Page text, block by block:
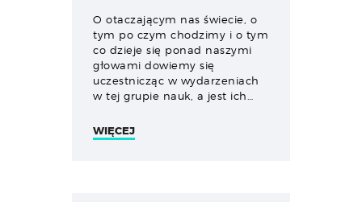
O otaczającym nas świecie, o
tym po czym chodzimy i o tym
co dzieje się ponad naszymi
głowami dowiemy się
uczestnicząc w wydarzeniach
w tej grupie nauk, a jest ich…
WIĘCEJ